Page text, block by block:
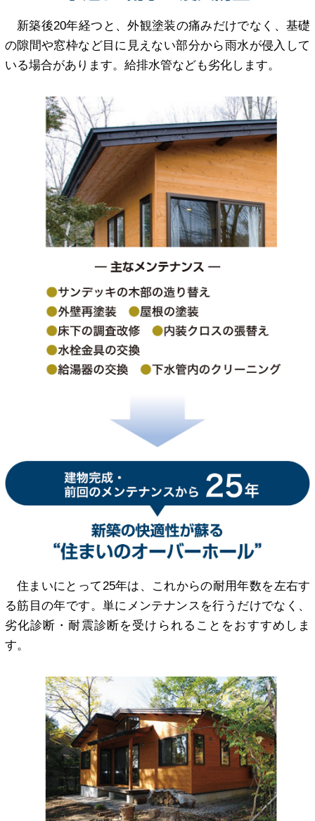
新築後20年経つと、外観塗装の痛みだけでなく、基礎
の隙間や窓枠など目に見えない部分から雨水が侵入して
いる場合があります。給排水管なども劣化します。
住まいにとって25年は、これからの耐用年数を左右す
る筋目の年です。単にメンテナンスを行うだけでなく、
劣化診断・耐震診断を受けられることをおすすめしま
す。